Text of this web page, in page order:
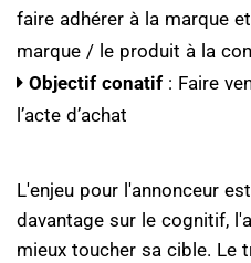
faire adhérer à la marque
marque / le produit à la
Objectif conatif : Faire
l’acte d’achat
L'enjeu pour l'annonceur
davantage sur le cognitif,
mieux toucher sa cible. Le